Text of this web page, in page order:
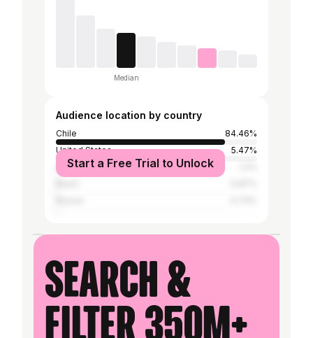
Median
Audience location by country
Chile
84.46%
United States
5.47%
United Kingdom
Start a Free Trial to Unlock
Search &
filter 350M+